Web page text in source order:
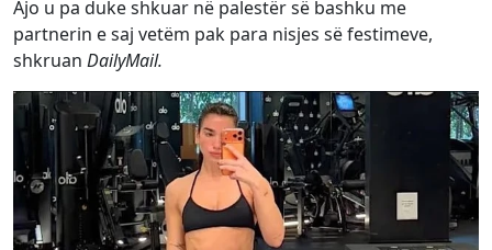
Ajo u pa duke shkuar në palestër së bashku me
partnerin e saj vetëm pak para nisjes së festimeve,
shkruan DailyMail.